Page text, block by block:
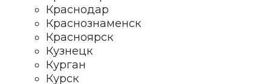
Краснодар
Краснознаменск
Красноярск
Кузнецк
Курган
Курск